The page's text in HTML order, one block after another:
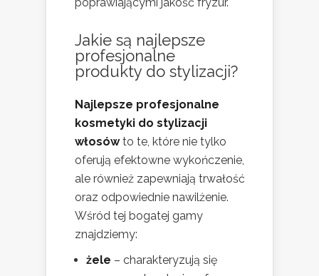
poprawiającymi jakość fryzur.
Jakie są najlepsze
profesjonalne
produkty do stylizacji?
Najlepsze profesjonalne
kosmetyki do stylizacji
włosówto te, które nie tylko
oferują efektowne wykończenie,
ale również zapewniają trwałość
oraz odpowiednie nawilżenie.
Wśród tej bogatej gamy
znajdziemy:
żele – charakteryzują się